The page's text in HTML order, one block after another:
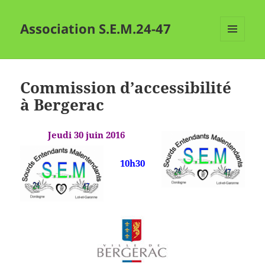
Association S.E.M.24-47
Commission d’accessibilité
à Bergerac
Jeudi 30 juin 2016
10h30